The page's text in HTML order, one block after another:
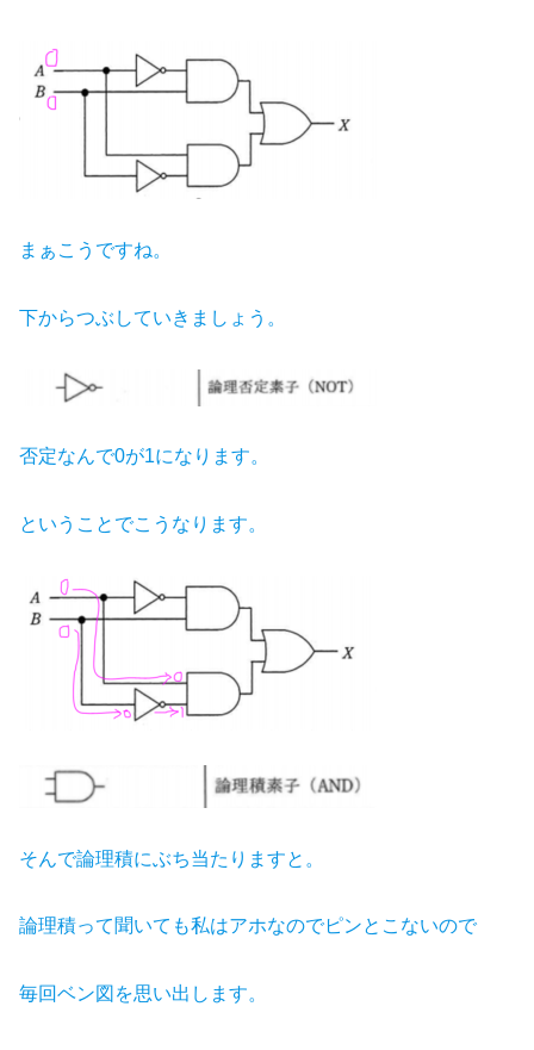
まぁこうですね。
下からつぶしていきましょう。
否定なんで0が1になります。
ということでこうなります。
そんで論理積にぶち当たりますと。
論理積って聞いても私はアホなのでピンとこないので
毎回ベン図を思い出します。